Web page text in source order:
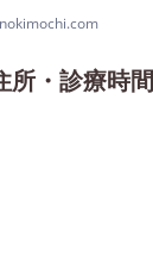
所・診療時間